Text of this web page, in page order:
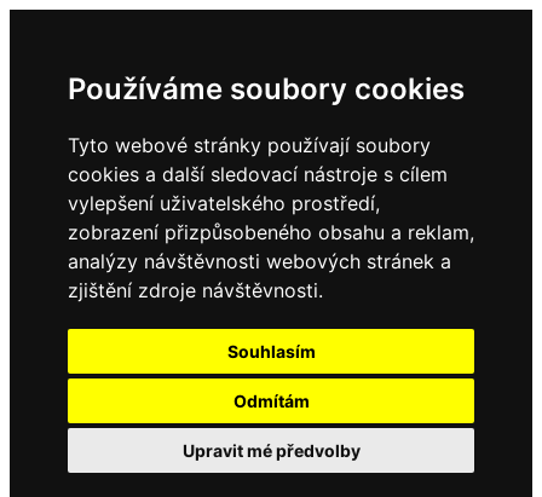
Používáme soubory cookies
Tyto webové stránky používají soubory
cookies a další sledovací nástroje s cílem
vylepšení uživatelského prostředí,
zobrazení přizpůsobeného obsahu a reklam,
analýzy návštěvnosti webových stránek a
zjištění zdroje návštěvnosti.
Souhlasím
Odmítám
Upravit mé předvolby